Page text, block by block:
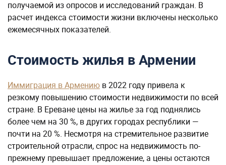
получаемой из опросов и исследований граждан. В
расчет индекса стоимости жизни включены несколько
ежемесячных показателей.
Стоимость жилья в Армении
Иммиграция в Армению в 2022 году привела к
резкому повышению стоимости недвижимости по всей
стране. В Ереване цены на жилье за год поднялись
более чем на 30 %, в других городах республики —
почти на 20 %. Несмотря на стремительное развитие
строительной отрасли, спрос на недвижимость по-
прежнему превышает предложение, а цены остаются